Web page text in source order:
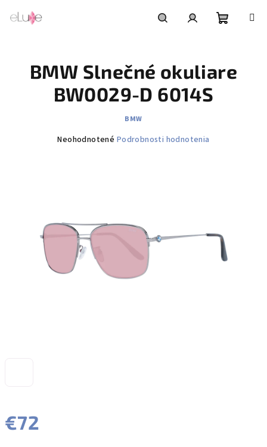
košík
€72
BMW Slnečné okuliare
BW0029-D 6014S
BMW
Priemerné
hviezdičiek.
Neohodnotené Podrobnosti hodnotenia